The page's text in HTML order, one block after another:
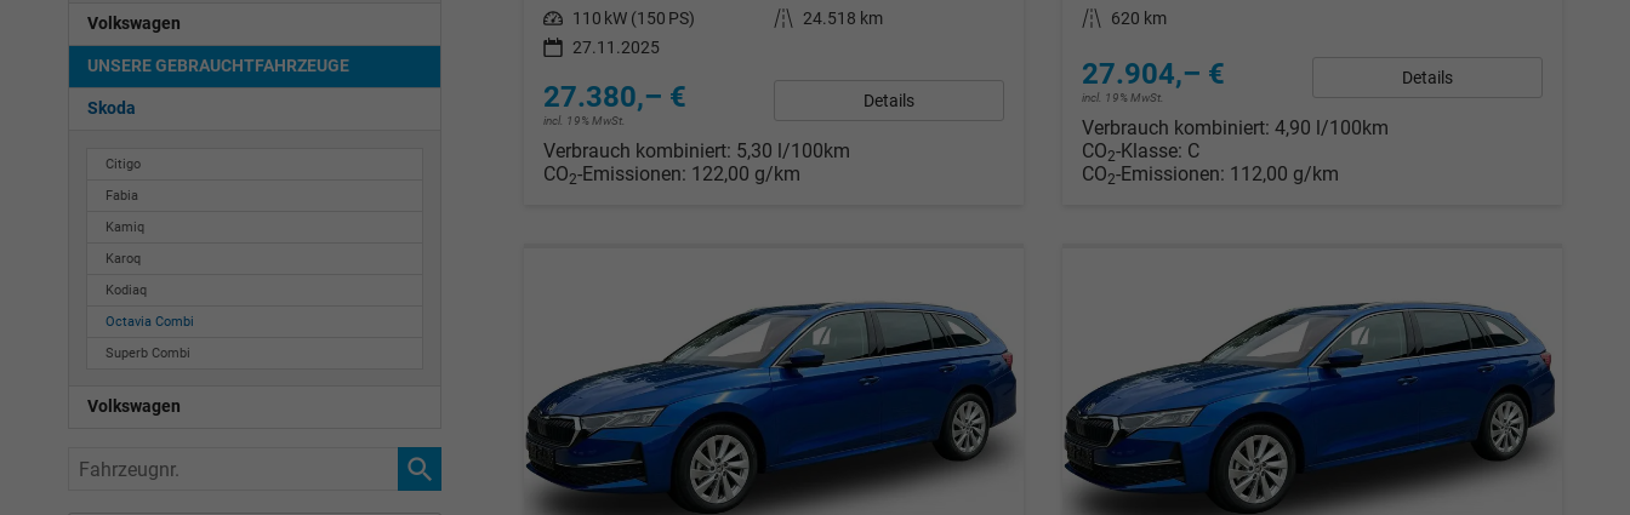
Leistung 110 kW (150 PS) Kilometerstand
24.518 km
27.11.2025
27.380,– €
incl. 19% MwSt.
Details
Verbrauch kombiniert: 5,30 l/100km
CO2-Emissionen: 122,00 g/km
Kilometerstand
620 km
27.904,– €
incl. 19% MwSt.
Details
Verbrauch kombiniert: 4,90 l/100km
CO2-Klasse: C
CO2-Emissionen: 112,00 g/km
Volkswagen
UNSERE GEBRAUCHTFAHRZEUGE
Skoda
Citigo
Fabia
Kamiq
Karoq
Kodiaq
Octavia Combi
Superb Combi
Volkswagen
Fahrzeugnr.